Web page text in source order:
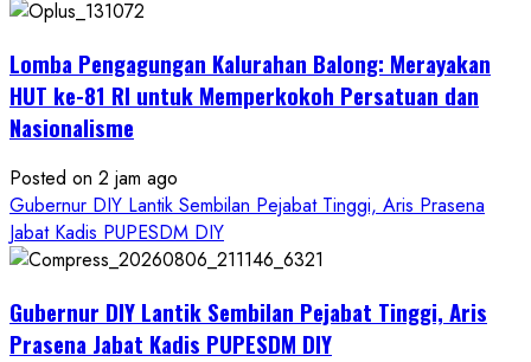
Lomba Pengagungan Kalurahan Balong: Merayakan
HUT ke-81 RI untuk Memperkokoh Persatuan dan
Nasionalisme
Posted on 2 jam ago
Gubernur DIY Lantik Sembilan Pejabat Tinggi, Aris Prasena
Jabat Kadis PUPESDM DIY
Gubernur DIY Lantik Sembilan Pejabat Tinggi, Aris
Prasena Jabat Kadis PUPESDM DIY